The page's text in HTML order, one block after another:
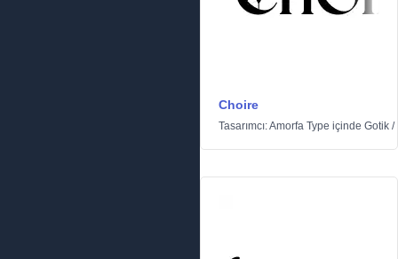
Choire
Tasarımcı:Amorfa Type içinde Gotik /